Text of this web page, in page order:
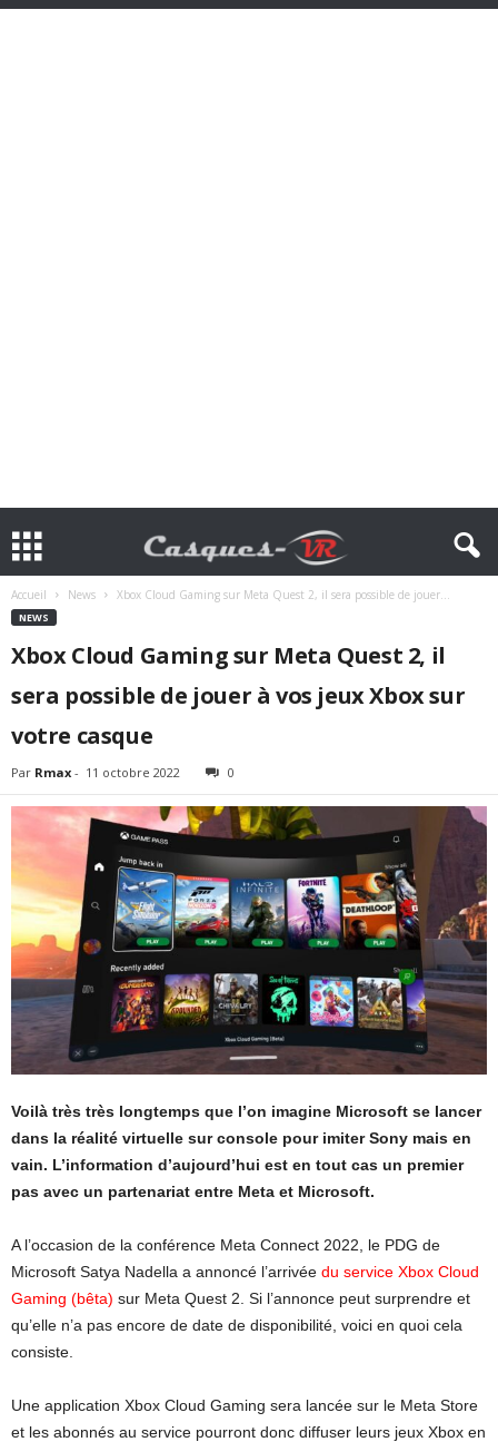
Accueil News Xbox Cloud Gaming sur Meta Quest 2, il sera possible de jouer...
NEWS
Xbox Cloud Gaming sur Meta Quest 2, il
sera possible de jouer à vos jeux Xbox sur
votre casque
Par Rmax - 11 octobre 2022 0
Voilà très très longtemps que l’on imagine Microsoft se lancer
dans la réalité virtuelle sur console pour imiter Sony mais en
vain. L’information d’aujourd’hui est en tout cas un premier
pas avec un partenariat entre Meta et Microsoft.
A l’occasion de la conférence Meta Connect 2022, le PDG de
Microsoft Satya Nadella a annoncé l’arrivée du service Xbox Cloud
Gaming (bêta) sur Meta Quest 2. Si l’annonce peut surprendre et
qu’elle n’a pas encore de date de disponibilité, voici en quoi cela
consiste.
Une application Xbox Cloud Gaming sera lancée sur le Meta Store
et les abonnés au service pourront donc diffuser leurs jeux Xbox en